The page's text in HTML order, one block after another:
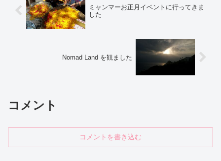
ミャンマーお正月イベントに行ってきま
した
Nomad Land を観ました
コメント
コメントを書き込む